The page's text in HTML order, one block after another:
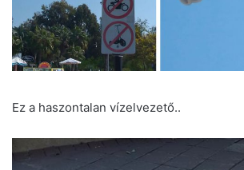
Ez a haszontalan vízelvezető..